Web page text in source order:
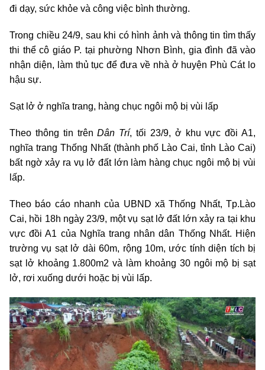
đi dạy, sức khỏe và công việc bình thường.
Trong chiều 24/9, sau khi có hình ảnh và thông tin tìm thấy
thi thể cô giáo P. tại phường Nhơn Bình, gia đình đã vào
nhận diện, làm thủ tục để đưa về nhà ở huyện Phù Cát lo
hậu sự.
Sạt lở ở nghĩa trang, hàng chục ngôi mộ bị vùi lấp
Theo thông tin trênDân Trí, tối 23/9, ở khu vực đồi A1,
nghĩa trang Thống Nhất (thành phố Lào Cai, tỉnh Lào Cai)
bất ngờ xảy ra vụ lở đất lớn làm hàng chục ngôi mộ bị vùi
lấp.
Theo báo cáo nhanh của UBND xã Thống Nhất, Tp.Lào
Cai, hồi 18h ngày 23/9, một vụ sạt lở đất lớn xảy ra tại khu
vực đồi A1 của Nghĩa trang nhân dân Thống Nhất. Hiện
trường vụ sạt lở dài 60m, rộng 10m, ước tính diện tích bị
sạt lở khoảng 1.800m2 và làm khoảng 30 ngôi mộ bị sạt
lở, rơi xuống dưới hoặc bị vùi lấp.